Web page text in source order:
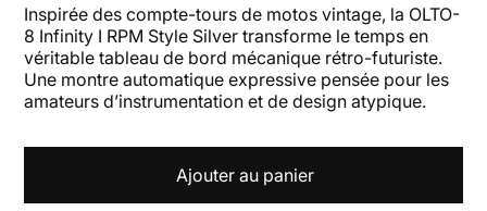
Inspirée des compte-tours de motos vintage, la OLTO-
8 Infinity I RPM Style Silver transforme le temps en
véritable tableau de bord mécanique rétro-futuriste.
Une montre automatique expressive pensée pour les
amateurs d’instrumentation et de design atypique.
Ajouter au panier